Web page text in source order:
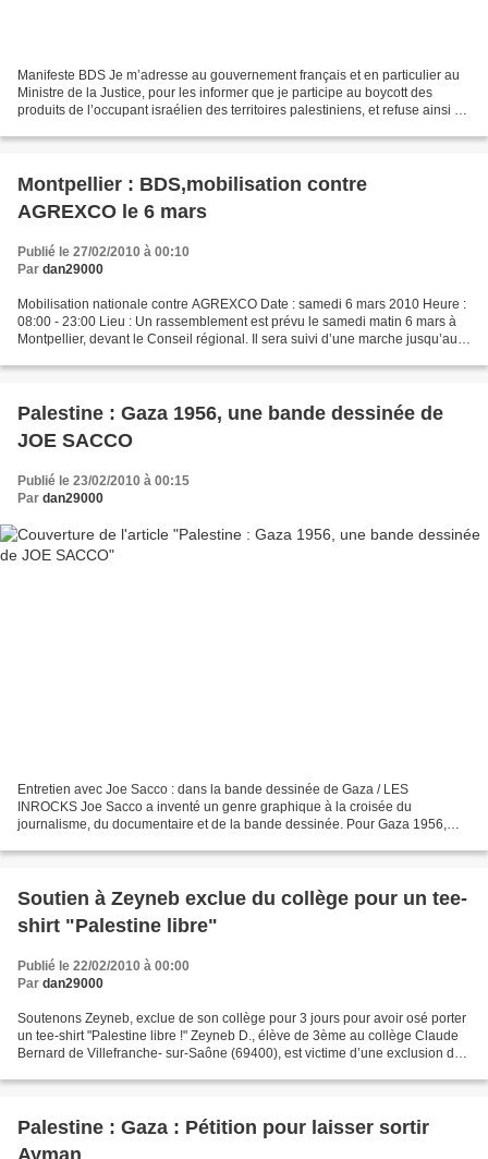
Manifeste BDS Je m’adresse au gouvernement français et en particulier au
Ministre de la Justice, pour les informer que je participe au boycott des
produits de l’occupant israélien des territoires palestiniens, et refuse ainsi de
Montpellier : BDS,mobilisation contre
AGREXCO le 6 mars
Publié le 27/02/2010 à 00:10
Par dan29000
Mobilisation nationale contre AGREXCO Date : samedi 6 mars 2010 Heure :
08:00 - 23:00 Lieu : Un rassemblement est prévu le samedi matin 6 mars à
Montpellier, devant le Conseil régional. Il sera suivi d’une marche jusqu’au
Palestine : Gaza 1956, une bande dessinée de
JOE SACCO
Publié le 23/02/2010 à 00:15
Par dan29000
Entretien avec Joe Sacco : dans la bande dessinée de Gaza / LES
INROCKS Joe Sacco a inventé un genre graphique à la croisée du
journalisme, du documentaire et de la bande dessinée. Pour Gaza 1956,
Soutien à Zeyneb exclue du collège pour un tee-
shirt "Palestine libre"
Publié le 22/02/2010 à 00:00
Par dan29000
Soutenons Zeyneb, exclue de son collège pour 3 jours pour avoir osé porter
un tee-shirt "Palestine libre !" Zeyneb D., élève de 3ème au collège Claude
Bernard de Villefranche- sur-Saône (69400), est victime d’une exclusion de
Palestine : Gaza : Pétition pour laisser sortir